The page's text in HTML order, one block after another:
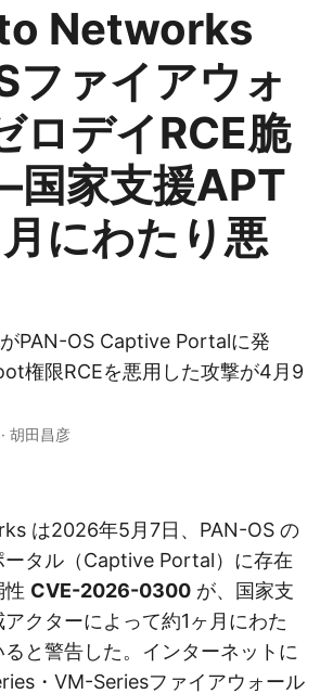
Networks
ファイアウォ
ロデイRCE脆
家支援APT
にわたり悪
PAN-OS Captive Portalに発
権限RCEを悪用した攻撃が4月9
· 胡田昌彦
は2026年5月7日、PAN-OS の
ータル（Captive Portal）に存在
性 CVE-2026-0300 が、国家支
クターによって約1ヶ月にわた
と警告した。インターネットに
・VM-Seriesファイアウォール